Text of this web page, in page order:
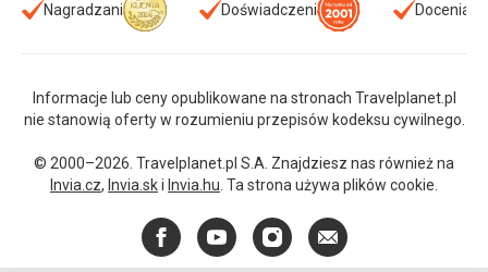
Nagradzani
Doświadczeni Doceniani
Informacje lub ceny opublikowane na stronach Travelplanet.pl
nie stanowią oferty w rozumieniu przepisów kodeksu cywilnego.
© 2000–2026. Travelplanet.pl S.A. Znajdziesz nas również na
Invia.cz, Invia.ski Invia.hu . Ta strona używa plików cookie.
FacebookYouTubeInstagram
E-
mail